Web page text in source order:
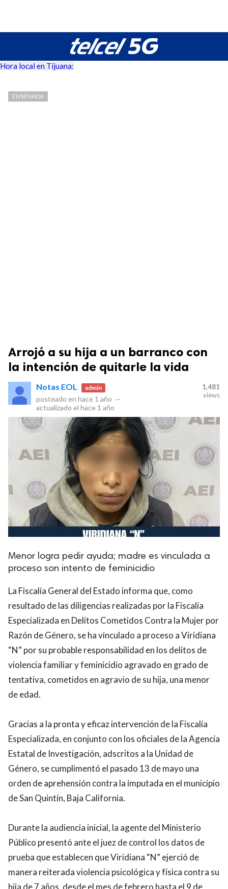
Hora local en Tijuana:
ENSENADA
Arrojó a su hija a un barranco con
la intención de quitarle la vida
Notas EOL admin
posteado en hace 1 año —
actualizado el hace 1 año
1,481
views
Menor logra pedir ayuda; madre es vinculada a
proceso son intento de feminicidio
La Fiscalía General del Estado informa que, como
resultado de las diligencias realizadas por la Fiscalía
Especializada en Delitos Cometidos Contra la Mujer por
Razón de Género, se ha vinculado a proceso a Viridiana
“N” por su probable responsabilidad en los delitos de
violencia familiar y feminicidio agravado en grado de
tentativa, cometidos en agravio de su hija, una menor
de edad.
Gracias a la pronta y eficaz intervención de la Fiscalía
Especializada, en conjunto con los oficiales de la Agencia
Estatal de Investigación, adscritos a la Unidad de
Género, se cumplimentó el pasado 13 de mayo una
orden de aprehensión contra la imputada en el municipio
de San Quintín, Baja California.
Durante la audiencia inicial, la agente del Ministerio
Público presentó ante el juez de control los datos de
prueba que establecen que Viridiana “N” ejerció de
manera reiterada violencia psicológica y física contra su
hija de 7 años, desde el mes de febrero hasta el 9 de